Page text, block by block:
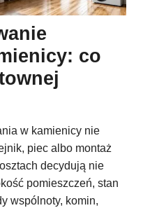
co
w kamienicy nie
piec albo montaż
decydują nie
pomieszczeń, stan
wspólnoty, komin,